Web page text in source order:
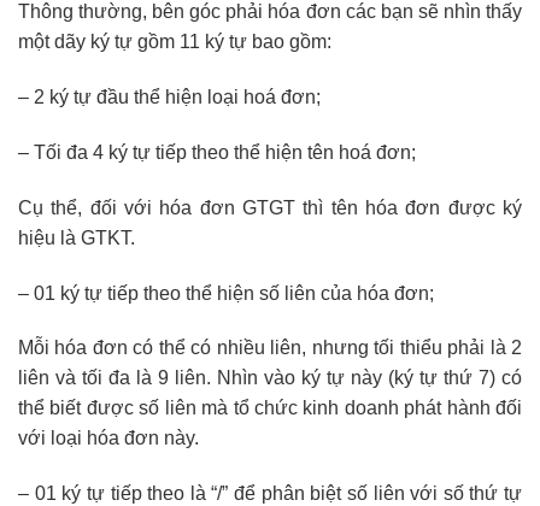
Thông thường, bên góc phải hóa đơn các bạn sẽ nhìn thấy
một dãy ký tự gồm 11 ký tự bao gồm:
– 2 ký tự đầu thể hiện loại hoá đơn;
– Tối đa 4 ký tự tiếp theo thể hiện tên hoá đơn;
Cụ thể, đối với hóa đơn GTGT thì tên hóa đơn được ký
hiệu là GTKT.
– 01 ký tự tiếp theo thể hiện số liên của hóa đơn;
Mỗi hóa đơn có thể có nhiều liên, nhưng tối thiểu phải là 2
liên và tối đa là 9 liên. Nhìn vào ký tự này (ký tự thứ 7) có
thể biết được số liên mà tổ chức kinh doanh phát hành đối
với loại hóa đơn này.
– 01 ký tự tiếp theo là “/” để phân biệt số liên với số thứ tự